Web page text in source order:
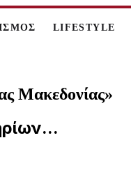
LIFESTYLE
Μακεδονίας»